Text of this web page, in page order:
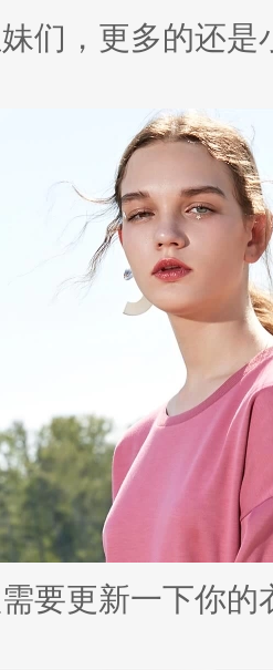
们，更多的还
要更新一下你